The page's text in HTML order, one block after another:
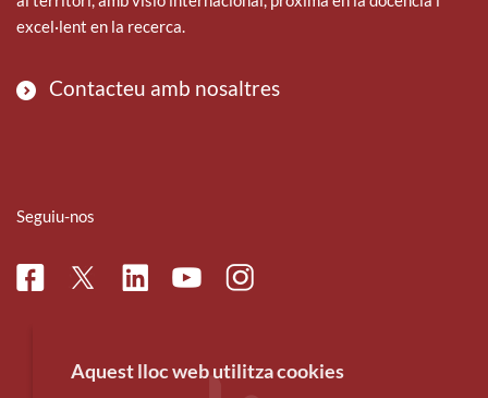
excel·lent en la recerca.
Contacteu amb nosaltres
Seguiu-nos
FacebookTwitterLinkedinYoutubeInstagram
Aquest lloc web utilitza cookies